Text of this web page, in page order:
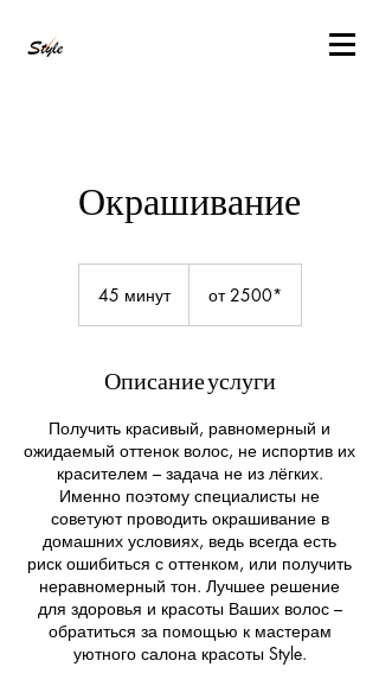
Окрашивание
45 минут4
н
т
от 2500*
Описание услуги
Получить красивый, равномерный и
ожидаемый оттенок волос, не испортив их
красителем – задача не из лёгких.
Именно поэтому специалисты не
советуют проводить окрашивание в
домашних условиях, ведь всегда есть
риск ошибиться с оттенком, или получить
неравномерный тон. Лучшее решение
для здоровья и красоты Ваших волос –
обратиться за помощью к мастерам
уютного салона красоты Style.